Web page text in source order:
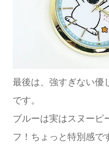
最後は、強すぎない優
です。
ブルーは実はスヌーピ
フ！ちょっと特別感で